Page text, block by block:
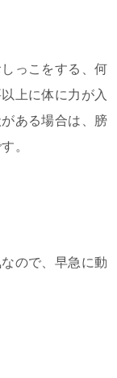
っこをする、何
上に体に力が入
ある場合は、膀
。
ので、早急に動